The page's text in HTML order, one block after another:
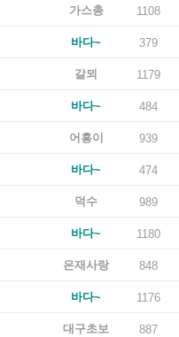
가스총 1108
바다~ 379
갈뫼 1179
바다~ 484
어흥이 939
바다~ 474
덕수 989
바다~ 1180
은재사랑 848
바다~ 1176
대구초보 887